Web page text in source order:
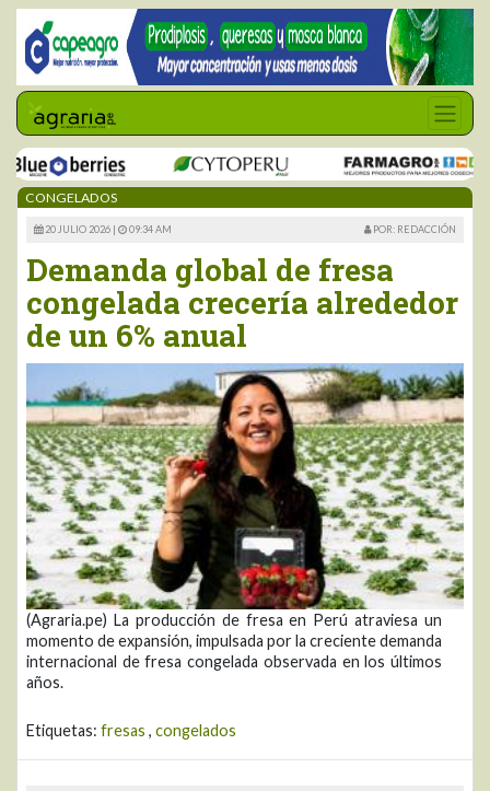
CONGELADOS
20 JULIO 2026 | 09:34 AM POR: REDACCIÓN
Demanda global de fresa
congelada crecería alrededor
de un 6% anual
(Agraria.pe) La producción de fresa en Perú atraviesa un
momento de expansión, impulsada por la creciente demanda
internacional de fresa congelada observada en los últimos
años.
Etiquetas: fresas , congelados